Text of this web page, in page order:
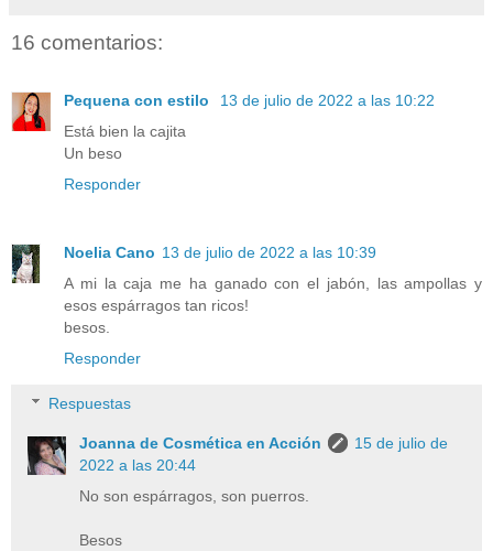
16 comentarios:
Pequena con estilo
13 de julio de 2022 a las 10:22
Está bien la cajita
Un beso
Responder
Noelia Cano 13 de julio de 2022 a las 10:39
A mi la caja me ha ganado con el jabón, las ampollas y
esos espárragos tan ricos!
besos.
Responder
Respuestas
Joanna de Cosmética en Acción
15 de julio de
2022 a las 20:44
No son espárragos, son puerros.
Besos